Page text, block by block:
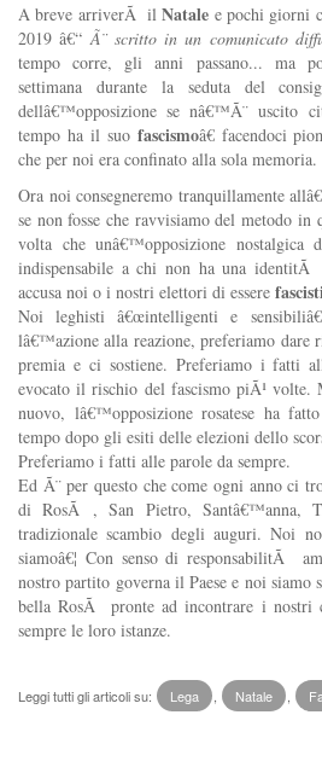
A breve arriverÃ ilNatale e pochi giorni
2019 â€“Ã¨ scritto in un comunicato
tempo corre, gli anni passano... ma
settimana durante la seduta del
dellâ€™opposizione se nâ€™Ã¨ uscito
tempo ha il suo fascismoâ€ facendoci
che per noi era confinato alla sola memoria.
Ora noi consegneremo tranquillamente
se non fosse che ravvisiamo del metodo
volta che unâ€™opposizione nostalgica
indispensabile a chi non ha una
accusa noi o i nostri elettori di essere
Noi leghisti â€œintelligenti e
lâ€™azione alla reazione, preferiamo dare
premia e ci sostiene. Preferiamo i fatti
evocato il rischio del fascismo piÃ¹ volte.
nuovo, lâ€™opposizione rosatese ha
tempo dopo gli esiti delle elezioni dello
Preferiamo i fatti alle parole da sempre.
Ed Ã¨ per questo che come ogni anno ci
di RosÃ , San Pietro, Santâ€™anna,
tradizionale scambio degli auguri. Noi
siamoâ€¦ Con senso di responsabilitÃ
nostro partito governa il Paese e noi siamo
bella RosÃ pronte ad incontrare i nostri
sempre le loro istanze.
Leggi tutti gli articoli su: Lega Natale